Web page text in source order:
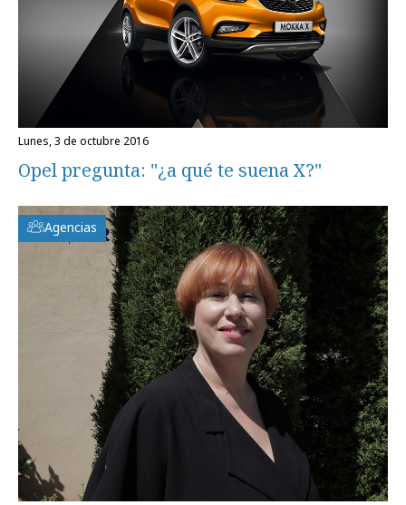
lunes, 3 de octubre 2016
Opel pregunta: "¿a qué te suena X?"
Agencias